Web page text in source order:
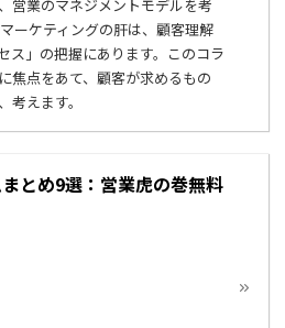
営業のマネジメントモデルを考
ーケティングの肝は、顧客理解
ス」の把握にあります。このコラ
焦点をあて、顧客が求めるもの
えます。
とめ9選：営業虎の巻無料